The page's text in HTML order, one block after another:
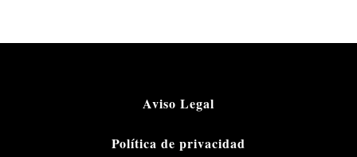
Aviso Legal
Política de privacidad